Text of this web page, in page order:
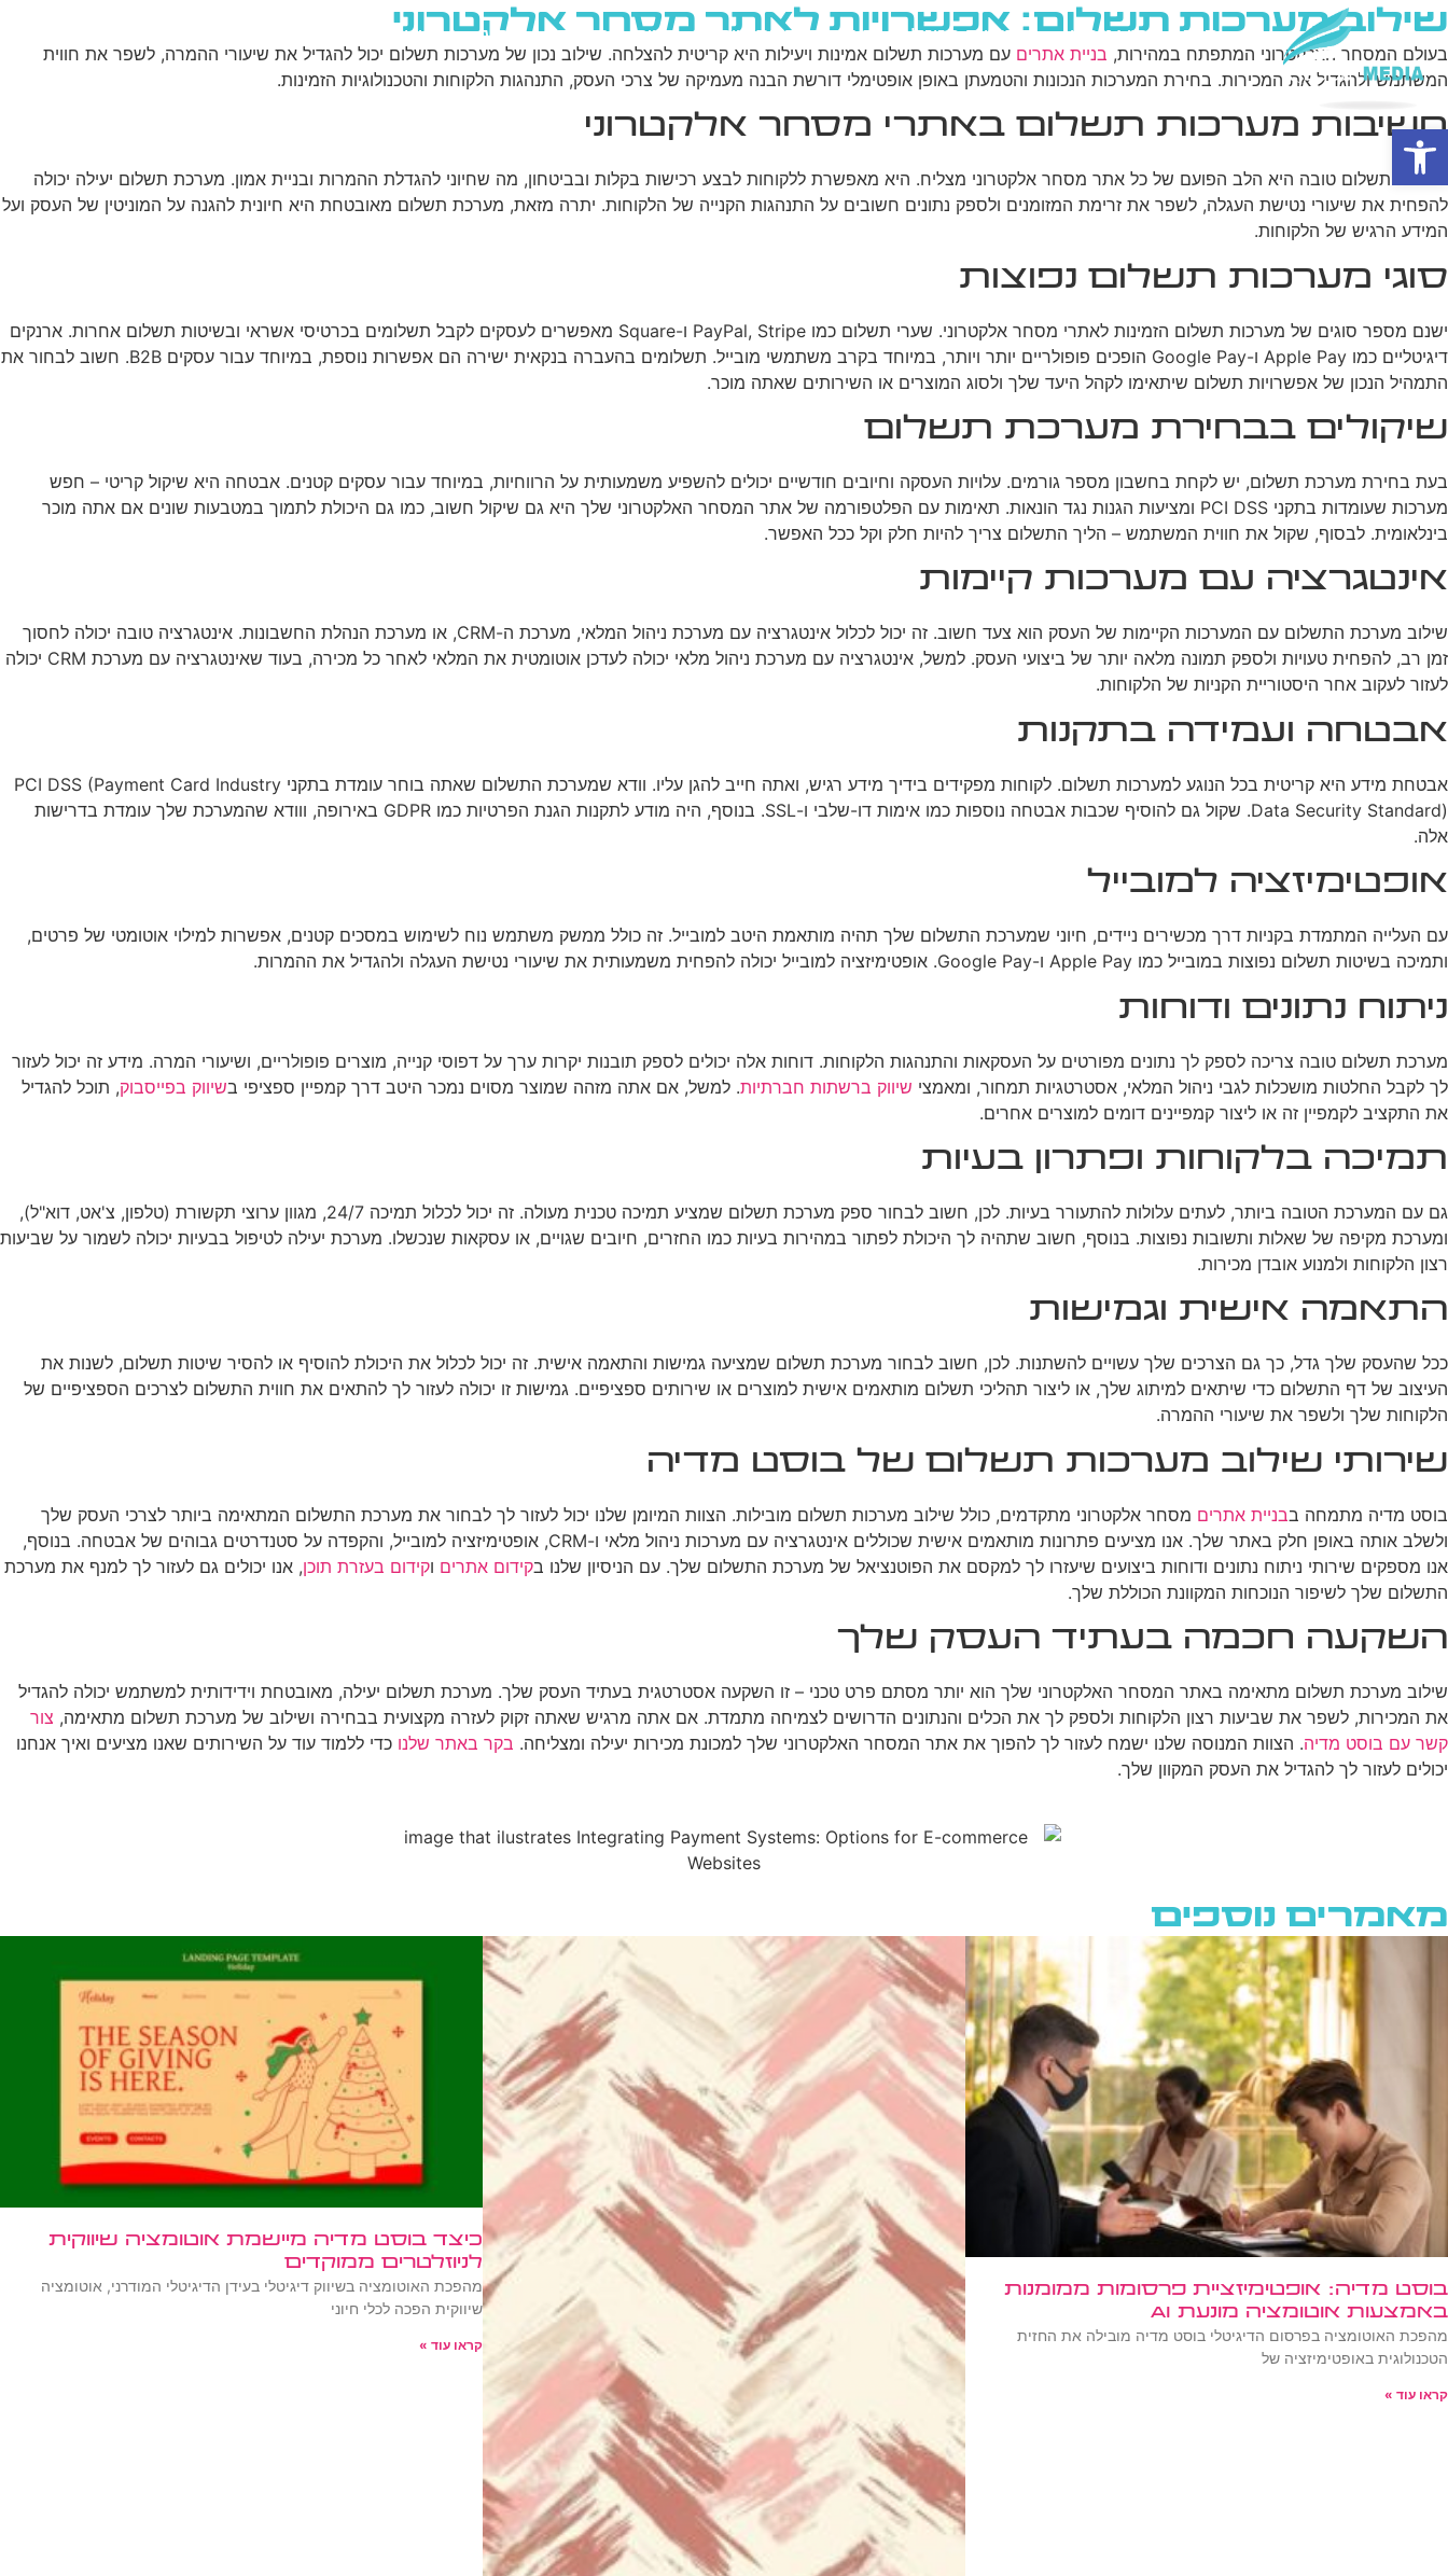
פתח סרגל נגישות
בית מי אנחנו פרסום בגוגל רשתות חברתיות בניית אתרים בלוג שירותי AIשילוב מערכות תשלום: אפשרויות לאתר מסחר אלקטרוני
בעולם המסחר האלקטרוני המתפתח במהירות, בניית אתרים עם מערכות תשלום אמינות ויעילות היא קריטית להצלחה. שילוב נכון של מערכות תשלום יכול להגדיל את שיעורי ההמרה, לשפר את חווית
המשתמש ולהגדיל את המכירות. בחירת המערכות הנכונות והטמעתן באופן אופטימלי דורשת הבנה מעמיקה של צרכי העסק, התנהגות הלקוחות והטכנולוגיות הזמינות.
חשיבות מערכות תשלום באתרי מסחר אלקטרוני
מערכת תשלום טובה היא הלב הפועם של כל אתר מסחר אלקטרוני מצליח. היא מאפשרת ללקוחות לבצע רכישות בקלות ובביטחון, מה שחיוני להגדלת ההמרות ובניית אמון. מערכת תשלום יעילה יכולה
להפחית את שיעורי נטישת העגלה, לשפר את זרימת המזומנים ולספק נתונים חשובים על התנהגות הקנייה של הלקוחות. יתרה מזאת, מערכת תשלום מאובטחת היא חיונית להגנה על המוניטין של העסק ועל
המידע הרגיש של הלקוחות.
סוגי מערכות תשלום נפוצות
ישנם מספר סוגים של מערכות תשלום הזמינות לאתרי מסחר אלקטרוני. שערי תשלום כמו PayPal, Stripe ו-Square מאפשרים לעסקים לקבל תשלומים בכרטיסי אשראי ובשיטות תשלום אחרות. ארנקים
דיגיטליים כמו Apple Pay ו-Google Pay הופכים פופולריים יותר ויותר, במיוחד בקרב משתמשי מובייל. תשלומים בהעברה בנקאית ישירה הם אפשרות נוספת, במיוחד עבור עסקים B2B. חשוב לבחור את
התמהיל הנכון של אפשרויות תשלום שיתאימו לקהל היעד שלך ולסוג המוצרים או השירותים שאתה מוכר.
שיקולים בבחירת מערכת תשלום
בעת בחירת מערכת תשלום, יש לקחת בחשבון מספר גורמים. עלויות העסקה וחיובים חודשיים יכולים להשפיע משמעותית על הרווחיות, במיוחד עבור עסקים קטנים. אבטחה היא שיקול קריטי – חפש
מערכות שעומדות בתקני PCI DSS ומציעות הגנות נגד הונאות. תאימות עם הפלטפורמה של אתר המסחר האלקטרוני שלך היא גם שיקול חשוב, כמו גם היכולת לתמוך במטבעות שונים אם אתה מוכר
בינלאומית. לבסוף, שקול את חווית המשתמש – הליך התשלום צריך להיות חלק וקל ככל האפשר.
אינטגרציה עם מערכות קיימות
שילוב מערכת התשלום עם המערכות הקיימות של העסק הוא צעד חשוב. זה יכול לכלול אינטגרציה עם מערכת ניהול המלאי, מערכת ה-CRM, או מערכת הנהלת החשבונות. אינטגרציה טובה יכולה לחסוך
זמן רב, להפחית טעויות ולספק תמונה מלאה יותר של ביצועי העסק. למשל, אינטגרציה עם מערכת ניהול מלאי יכולה לעדכן אוטומטית את המלאי לאחר כל מכירה, בעוד שאינטגרציה עם מערכת CRM יכולה
לעזור לעקוב אחר היסטוריית הקניות של הלקוחות.
אבטחה ועמידה בתקנות
אבטחת מידע היא קריטית בכל הנוגע למערכות תשלום. לקוחות מפקידים בידיך מידע רגיש, ואתה חייב להגן עליו. וודא שמערכת התשלום שאתה בוחר עומדת בתקני PCI DSS (Payment Card Industry
Data Security Standard). שקול גם להוסיף שכבות אבטחה נוספות כמו אימות דו-שלבי ו-SSL. בנוסף, היה מודע לתקנות הגנת הפרטיות כמו GDPR באירופה, ווודא שהמערכת שלך עומדת בדרישות
אלה.
אופטימיזציה למובייל
עם העלייה המתמדת בקניות דרך מכשירים ניידים, חיוני שמערכת התשלום שלך תהיה מותאמת היטב למובייל. זה כולל ממשק משתמש נוח לשימוש במסכים קטנים, אפשרות למילוי אוטומטי של פרטים,
ותמיכה בשיטות תשלום נפוצות במובייל כמו Apple Pay ו-Google Pay. אופטימיזציה למובייל יכולה להפחית משמעותית את שיעורי נטישת העגלה ולהגדיל את ההמרות.
ניתוח נתונים ודוחות
מערכת תשלום טובה צריכה לספק לך נתונים מפורטים על העסקאות והתנהגות הלקוחות. דוחות אלה יכולים לספק תובנות יקרות ערך על דפוסי קנייה, מוצרים פופולריים, ושיעורי המרה. מידע זה יכול לעזור
לך לקבל החלטות מושכלות לגבי ניהול המלאי, אסטרטגיות תמחור, ומאמצי שיווק ברשתות חברתיות. למשל, אם אתה מזהה שמוצר מסוים נמכר היטב דרך קמפיין ספציפי בשיווק בפייסבוק, תוכל להגדיל
את התקציב לקמפיין זה או ליצור קמפיינים דומים למוצרים אחרים.
תמיכה בלקוחות ופתרון בעיות
גם עם המערכת הטובה ביותר, לעתים עלולות להתעורר בעיות. לכן, חשוב לבחור ספק מערכת תשלום שמציע תמיכה טכנית מעולה. זה יכול לכלול תמיכה 24/7, מגוון ערוצי תקשורת (טלפון, צ'אט, דוא"ל),
ומערכת מקיפה של שאלות ותשובות נפוצות. בנוסף, חשוב שתהיה לך היכולת לפתור במהירות בעיות כמו החזרים, חיובים שגויים, או עסקאות שנכשלו. מערכת יעילה לטיפול בבעיות יכולה לשמור על שביעות
רצון הלקוחות ולמנוע אובדן מכירות.
התאמה אישית וגמישות
ככל שהעסק שלך גדל, כך גם הצרכים שלך עשויים להשתנות. לכן, חשוב לבחור מערכת תשלום שמציעה גמישות והתאמה אישית. זה יכול לכלול את היכולת להוסיף או להסיר שיטות תשלום, לשנות את
העיצוב של דף התשלום כדי שיתאים למיתוג שלך, או ליצור תהליכי תשלום מותאמים אישית למוצרים או שירותים ספציפיים. גמישות זו יכולה לעזור לך להתאים את חווית התשלום לצרכים הספציפיים של
הלקוחות שלך ולשפר את שיעורי ההמרה.
שירותי שילוב מערכות תשלום של בוסט מדיה
בוסט מדיה מתמחה בבניית אתרים מסחר אלקטרוני מתקדמים, כולל שילוב מערכות תשלום מובילות. הצוות המיומן שלנו יכול לעזור לך לבחור את מערכת התשלום המתאימה ביותר לצרכי העסק שלך
ולשלב אותה באופן חלק באתר שלך. אנו מציעים פתרונות מותאמים אישית שכוללים אינטגרציה עם מערכות ניהול מלאי ו-CRM, אופטימיזציה למובייל, והקפדה על סטנדרטים גבוהים של אבטחה. בנוסף,
אנו מספקים שירותי ניתוח נתונים ודוחות ביצועים שיעזרו לך למקסם את הפוטנציאל של מערכת התשלום שלך. עם הניסיון שלנו בקידום אתרים וקידום בעזרת תוכן, אנו יכולים גם לעזור לך למנף את מערכת
התשלום שלך לשיפור הנוכחות המקוונת הכוללת שלך.
השקעה חכמה בעתיד העסק שלך
שילוב מערכת תשלום מתאימה באתר המסחר האלקטרוני שלך הוא יותר מסתם פרט טכני – זו השקעה אסטרטגית בעתיד העסק שלך. מערכת תשלום יעילה, מאובטחת וידידותית למשתמש יכולה להגדיל
את המכירות, לשפר את שביעות רצון הלקוחות ולספק לך את הכלים והנתונים הדרושים לצמיחה מתמדת. אם אתה מרגיש שאתה זקוק לעזרה מקצועית בבחירה ושילוב של מערכת תשלום מתאימה, צור
קשר עם בוסט מדיה. הצוות המנוסה שלנו ישמח לעזור לך להפוך את אתר המסחר האלקטרוני שלך למכונת מכירות יעילה ומצליחה. בקר באתר שלנו כדי ללמוד עוד על השירותים שאנו מציעים ואיך אנחנו
יכולים לעזור לך להגדיל את העסק המקוון שלך.
מאמרים נוספים
בוסט מדיה: אופטימיזציית פרסומות ממומנות
באמצעות אוטומציה מונעת AI
מהפכת האוטומציה בפרסום הדיגיטלי בוסט מדיה מובילה את החזית
הטכנולוגית באופטימיזציה של
קראו עוד »
כיצד בוסט מדיה מיישמת אוטומציה שיווקית
לניוזלטרים ממוקדים
מהפכת האוטומציה בשיווק דיגיטלי בעידן הדיגיטלי המודרני, אוטומציה
שיווקית הפכה לכלי חיוני
קראו עוד »